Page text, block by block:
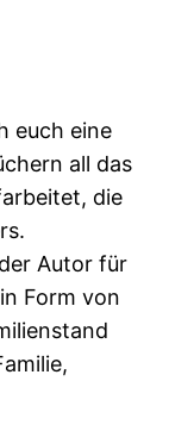
euch eine
all das
die
Autor für
Form von